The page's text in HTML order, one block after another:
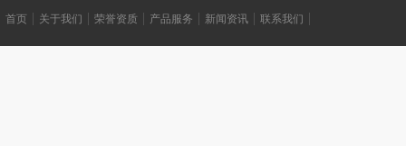
首页 关于我们 荣誉资质 产品服务 新闻资讯 联系我们